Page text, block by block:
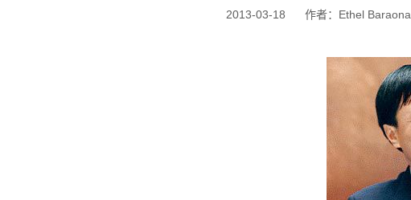
2013-03-18 作者：Ethel Baraona